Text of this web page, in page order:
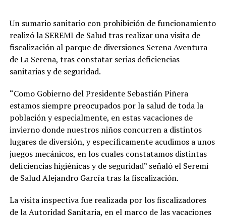
Un sumario sanitario con prohibición de funcionamiento
realizó la SEREMI de Salud tras realizar una visita de
fiscalización al parque de diversiones Serena Aventura
de La Serena, tras constatar serias deficiencias
sanitarias y de seguridad.
“Como Gobierno del Presidente Sebastián Piñera
estamos siempre preocupados por la salud de toda la
población y especialmente, en estas vacaciones de
invierno donde nuestros niños concurren a distintos
lugares de diversión, y específicamente acudimos a unos
juegos mecánicos, en los cuales constatamos distintas
deficiencias higiénicas y de seguridad” señaló el Seremi
de Salud Alejandro García tras la fiscalización.
La visita inspectiva fue realizada por los fiscalizadores
de la Autoridad Sanitaria, en el marco de las vacaciones